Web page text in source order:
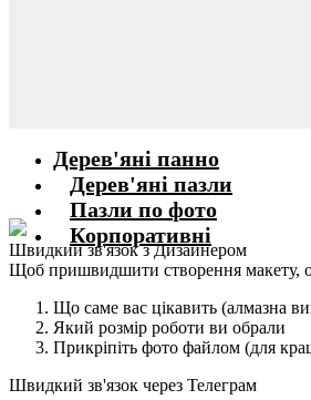
Дерев'яні панно
Дерев'яні пазли
Пазли по фото
Корпоративні
Швидкий зв'язок з Дизайнером
Щоб пришвидшити створення макету,
Що саме вас цікавить (алмазна
Який розмір роботи ви обрали
Прикріпіть фото файлом (для
Швидкий зв'язок через Телеграм